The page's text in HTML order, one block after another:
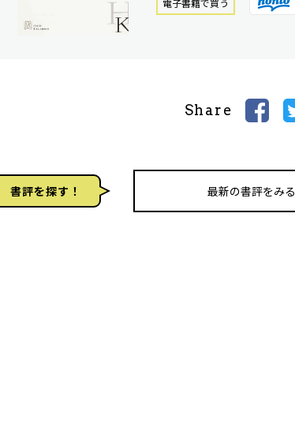
電⼦書籍で買う
Share
書評を探す！ 最新の書評をみる